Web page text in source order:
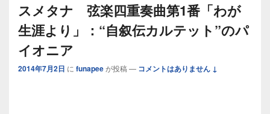
スメタナ 弦楽四重奏曲第1番「わが
生涯より」：“自叙伝カルテット”のパ
イオニア
2014年7月2日 に funapeeが投稿 — コメントはありません ↓